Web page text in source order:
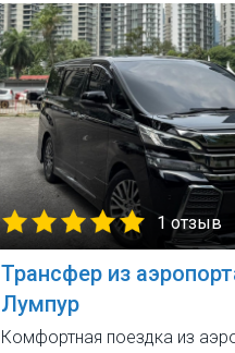
1 отзыв
Трансфер из
Лумпур
Комфортная поездка из